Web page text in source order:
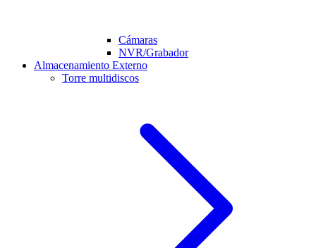
Cámaras
NVR/Grabador
Almacenamiento Externo
Torre multidiscos